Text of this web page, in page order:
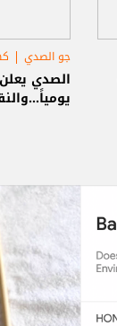
جو الصدي